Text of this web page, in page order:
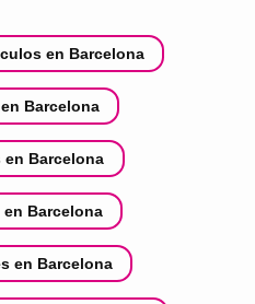
en Barcelona
Barcelona
Barcelona
Barcelona
en Barcelona